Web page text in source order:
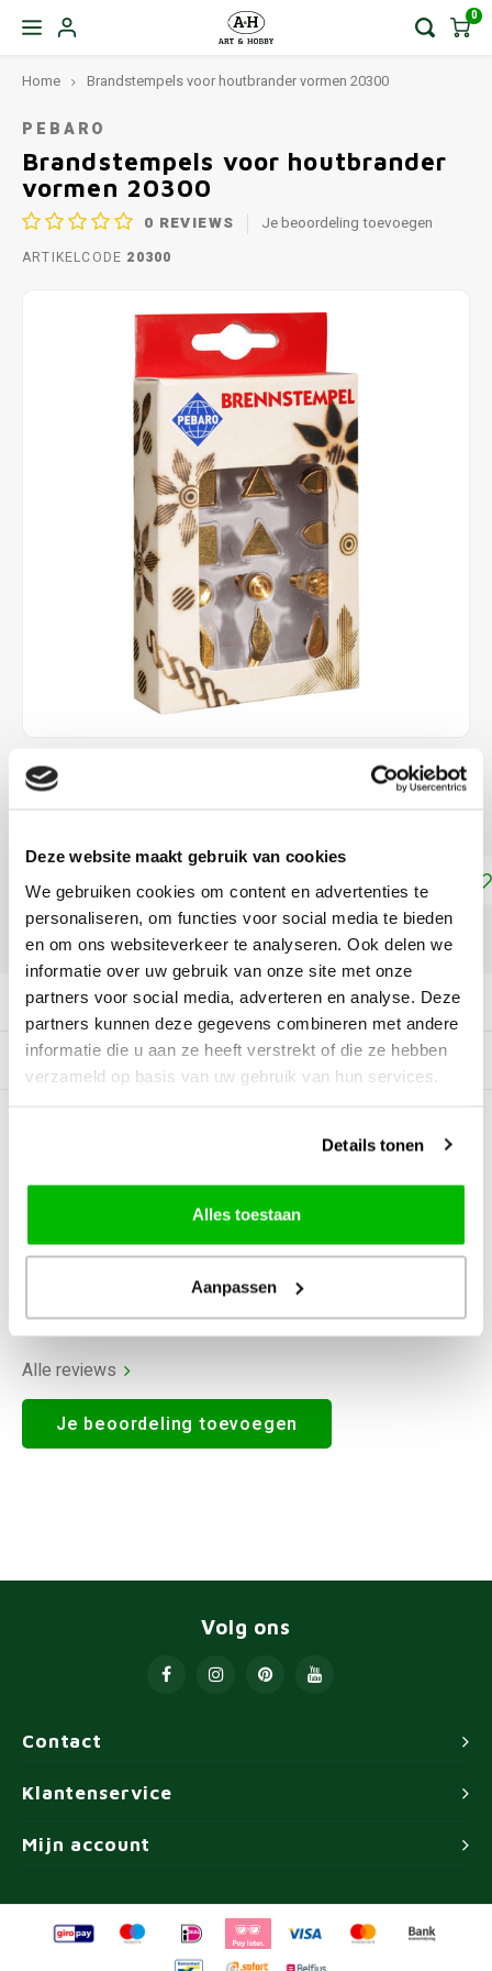
Deze website maakt gebruik van cookies
We gebruiken cookies om content en advertenties te
personaliseren, om functies voor social media te bieden
en om ons websiteverkeer te analyseren. Ook delen we
informatie over uw gebruik van onze site met onze
partners voor social media, adverteren en analyse. Deze
partners kunnen deze gegevens combineren met andere
informatie die u aan ze heeft verstrekt of die ze hebben
verzameld op basis van uw gebruik van hun services.
Details tonen
Alles toestaan
Aanpassen
0
Home Brandstempels voor houtbrander vormen 20300
PEBARO
Brandstempels voor houtbrander
vormen 20300
0 REVIEWS Je beoordeling toevoegen
ARTIKELCODE 20300
€15,99
Toevoegen aan winkelwagen
DELEN:
Productomschrijving
Gerelateerde producten
0Reviews
Alle reviews
Je beoordeling toevoegen
Contact
Volg ons
Klantenservice
Mijn account